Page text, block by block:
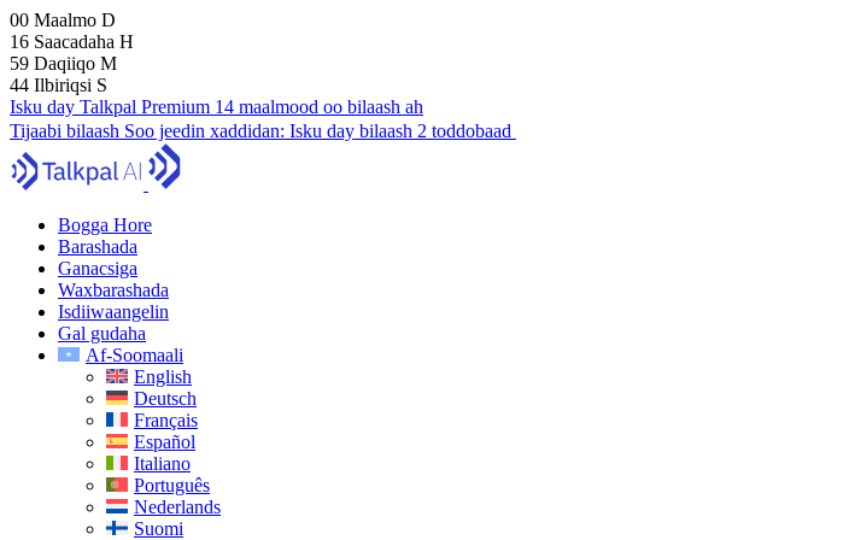
00 Maalmo D
16 Saacadaha H
59 Daqiiqo M
43 Ilbiriqsi S
Isku day Talkpal Premium 14 maalmood oo bilaash ah
Tijaabi bilaash Soo jeedin xaddidan: Isku day bilaash 2 toddobaad
Bogga Hore
Barashada
Ganacsiga
Waxbarashada
Isdiiwaangelin
Gal gudaha
Af-Soomaali
English
Deutsch
Français
Español
Italiano
Português
Nederlands
Suomi